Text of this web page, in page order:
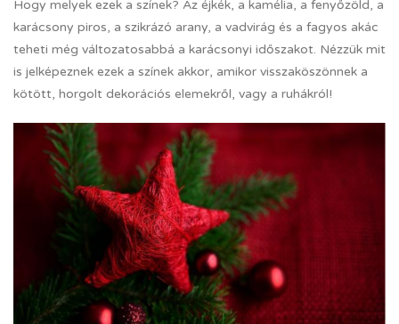
Hogy melyek ezek a színek? Az éjkék, a kamélia, a fenyőzöld, a
karácsony piros, a szikrázó arany, a vadvirág és a fagyos akác
teheti még változatosabbá a karácsonyi időszakot. Nézzük mit
is jelképeznek ezek a színek akkor, amikor visszaköszönnek a
kötött, horgolt dekorációs elemekről, vagy a ruhákról!